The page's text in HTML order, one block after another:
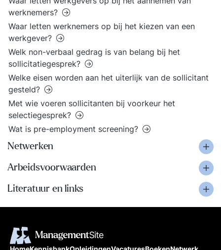
werknemers?
Waar letten werknemers op bij het kiezen van een
werkgever?
Welk non-verbaal gedrag is van belang bij het
sollicitatiegesprek?
Welke eisen worden aan het uiterlijk van de sollicitant
gesteld?
Met wie voeren sollicitanten bij voorkeur het
selectiegesprek?
Wat is pre-employment screening?
Netwerken
Arbeidsvoorwaarden
Literatuur en links